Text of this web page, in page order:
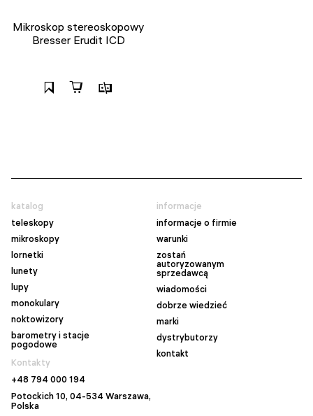
Mikroskop stereoskopowy
Bresser Erudit ICD
katalog
teleskopy
mikroskopy
lornetki
lunety
lupy
monokulary
noktowizory
barometry i stacje
pogodowe
informacje
informacje o firmie
warunki
zostań
autoryzowanym
sprzedawcą
wiadomości
dobrze wiedzieć
marki
dystrybutorzy
kontakt
Kontakty
+48 794 000 194
Potockich 10, 04-534 Warszawa,
Polska